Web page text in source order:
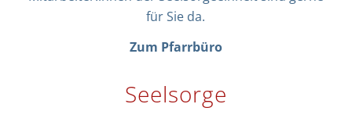
für Sie da.
Zum Pfarrbüro
Seelsorge